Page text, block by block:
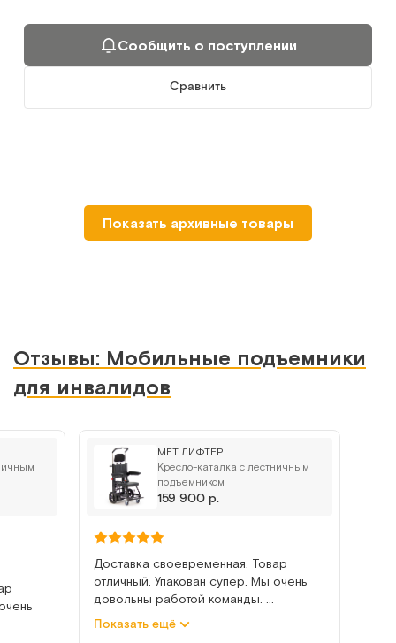
Сообщить о поступлении
Сравнить
Показать архивные товары
Отзывы: Мобильные подъемники
для инвалидов
MET ЛИФТЕР
Кресло-каталка с лестничным
подъемником
159 900 р.
Доставка своевременная. Товар
отличный. Упакован супер. Мы очень
довольны работой команды.
Достоинства: Мощность, удобство,
Показать ещё